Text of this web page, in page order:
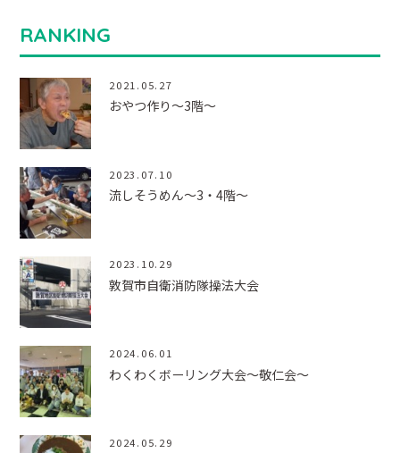
RANKING
2021.05.27
おやつ作り～3階～
2023.07.10
流しそうめん～3・4階～
2023.10.29
敦賀市自衛消防隊操法大会
2024.06.01
わくわくボーリング大会～敬仁会～
2024.05.29